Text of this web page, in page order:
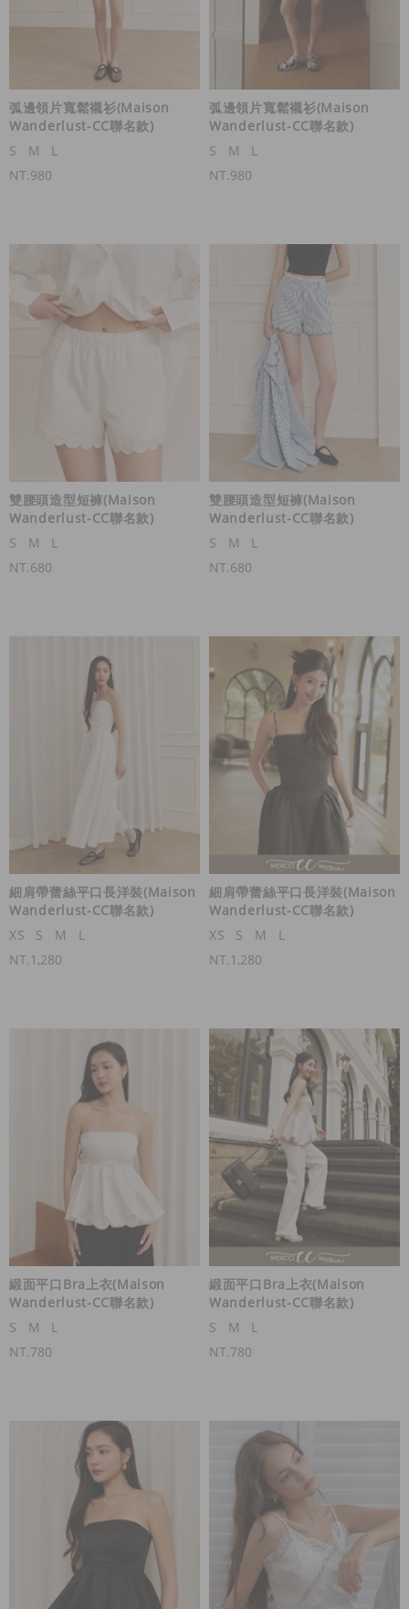
弧邊領片寬鬆襯衫(Maison
Wanderlust-CC聯名款)
S
M
L
NT.980
弧邊領片寬鬆襯衫(Maison
Wanderlust-CC聯名款)
S
M
L
NT.980
雙腰頭造型短褲(Maison
Wanderlust-CC聯名款)
S
M
L
NT.680
雙腰頭造型短褲(Maison
Wanderlust-CC聯名款)
S
M
L
NT.680
細肩帶蕾絲平口長洋裝(Maison
Wanderlust-CC聯名款)
XS
S M
L
NT.1,280
細肩帶蕾絲平口長洋裝(Maison
Wanderlust-CC聯名款)
XS
S M
L
NT.1,280
緞面平口Bra上衣(Maison
Wanderlust-CC聯名款)
S
M
L
NT.780
緞面平口Bra上衣(Maison
Wanderlust-CC聯名款)
S
M
L
NT.780